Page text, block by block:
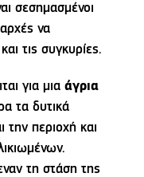
σεσημασμένοι
να
τις συγκυρίες.
για μιαάγρια
τα δυτικά
την περιοχή και
τη στάση της